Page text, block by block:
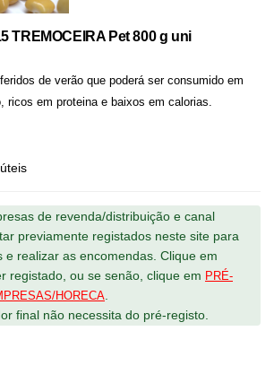
TREMOCEIRA Pet 800 g uni
de verão que poderá ser consumido em
ricos em proteina e baixos em calorias.
de revenda/distribuição e canal
previamente registados neste site para
e realizar as encomendas. Clique em
registado, ou se senão, clique em PRÉ-
HORECA
final não necessita do pré-registo.